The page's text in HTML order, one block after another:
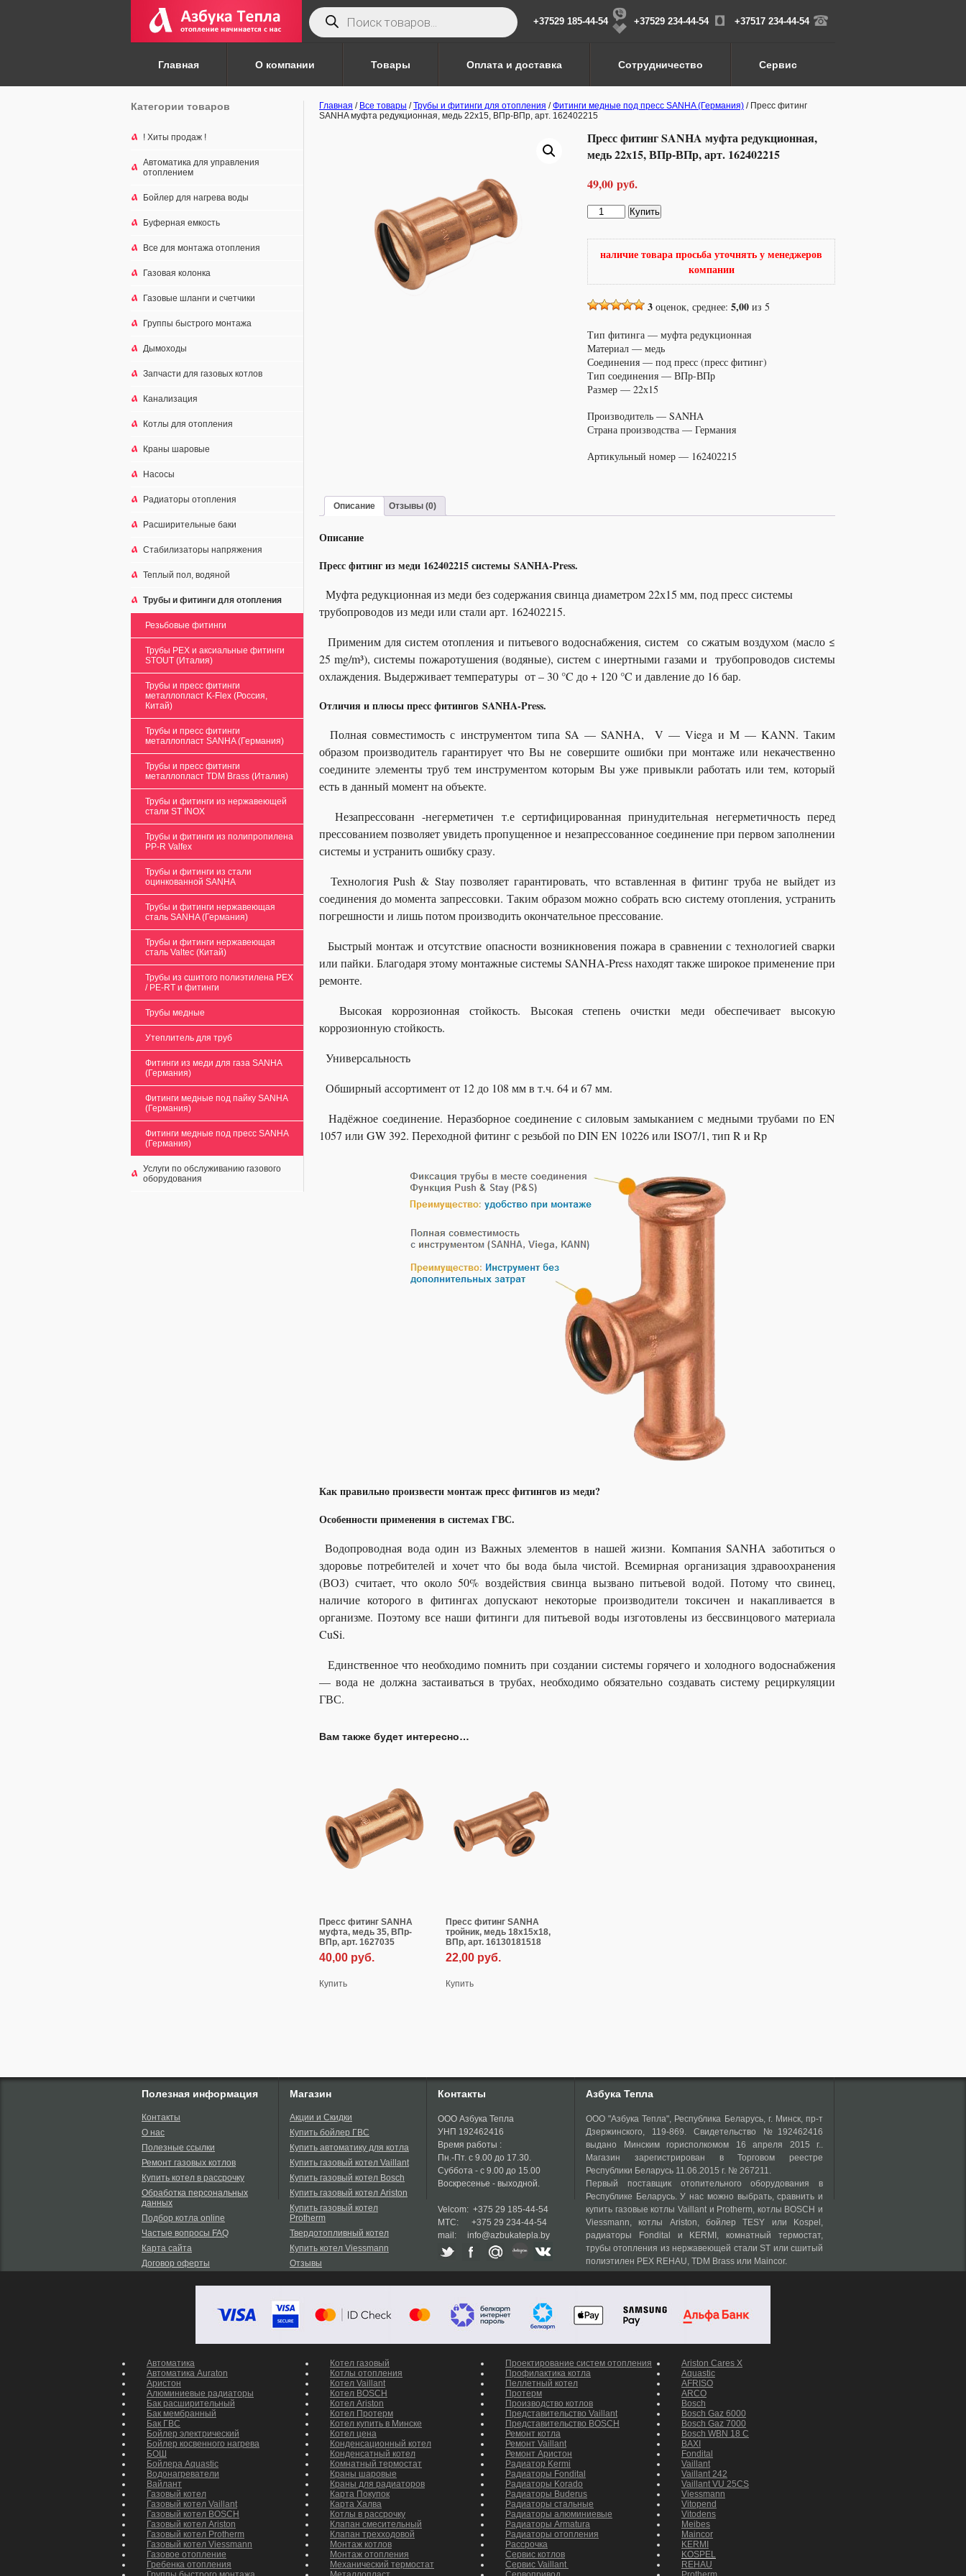
Поиск
товаров
+37529 185-44-54 +37529 234-44-54 +37517 234-44-54
Главная О компании Товары Оплата и доставка Сотрудничество Сервис
Главная / Все товары /Трубы и фитинги для отопления /Фитинги медные под пресс SANHA (Германия) / Пресс фитинг
SANHA муфта редукционная, медь 22х15, ВПр-ВПр, арт. 162402215
Пресс фитинг SANHA муфта редукционная,
медь 22х15, ВПр-ВПр, арт. 162402215
49,00руб.
Количество
Пресс
фитинг
SANHA
муфта
медь
ВПр-
ВПр,
арт.
162402215
Купить
наличие товара просьба уточнять у менеджеров
компании
3 оценок, среднее:5,00 из 5
Тип фитинга — муфта редукционная
Материал — медь
Соединения — под пресс (пресс фитинг)
Тип соединения — ВПр-ВПр
Размер — 22х15
Производитель — SANHA
Страна производства — Германия
Артикульный номер — 162402215
Описание Отзывы (0)
Описание
Пресс фитинг из меди 162402215 системы SANHA-Press.
Муфта редукционная из меди без содержания свинца диаметром 22х15 мм, под пресс системы
трубопроводов из меди или стали арт. 162402215.
Применим для систем отопления и питьевого водоснабжения, систем со сжатым воздухом (масло ≤
25 mg/m³), системы пожаротушения (водяные), систем с инертными газами и трубопроводов системы
охлаждения. Выдерживает температуры от – 30 °C до + 120 °C и давление до 16 бар.
Отличия и плюсы пресс фитингов SANHA-Press.
Полная совместимость с инструментом типа SA — SANHA, V — Viega и M — KANN. Таким
образом производитель гарантирует что Вы не совершите ошибки при монтаже или некачественно
соедините элементы труб тем инструментом которым Вы уже привыкли работать или тем, который
есть в данный момент на объекте.
Незапрессованн -негерметичен т.е сертифицированная принудительная негерметичность перед
прессованием позволяет увидеть пропущенное и незапрессованное соединение при первом заполнении
системы и устранить ошибку сразу.
Технология Push & Stay позволяет гарантировать, что вставленная в фитинг труба не выйдет из
соединения до момента запрессовки. Таким образом можно собрать всю систему отопления, устранить
погрешности и лишь потом производить окончательное прессование.
Быстрый монтаж и отсутствие опасности возникновения пожара в сравнении с технологией сварки
или пайки. Благодаря этому монтажные системы SANHA-Press находят также широкое применение при
ремонте.
Высокая коррозионная стойкость. Высокая степень очистки меди обеспечивает высокую
коррозионную стойкость.
Универсальность
Обширный ассортимент от 12 до 108 мм в т.ч. 64 и 67 мм.
Надёжное соединение. Неразборное соединение с силовым замыканием с медными трубами по EN
1057 или GW 392. Переходной фитинг с резьбой по DIN EN 10226 или ISO7/1, тип R и Rp
Как правильно произвести монтаж пресс фитингов из меди?
Особенности применения в системах ГВС.
Водопроводная вода один из Важных элементов в нашей жизни. Компания SANHA заботиться о
здоровье потребителей и хочет что бы вода была чистой. Всемирная организация здравоохранения
(ВОЗ) считает, что около 50% воздействия свинца вызвано питьевой водой. Потому что свинец,
наличие которого в фитингах допускают некоторые производители токсичен и накапливается в
организме. Поэтому все наши фитинги для питьевой воды изготовлены из бессвинцового материала
CuSi.
Единственное что необходимо помнить при создании системы горячего и холодного водоснабжения
— вода не должна застаиваться в трубах, необходимо обязательно создавать систему рециркуляции
ГВС.
Вам также будет интересно…
Пресс фитинг SANHA
муфта, медь 35, ВПр-
ВПр, арт. 1627035
40,00 руб.
Купить
Пресс фитинг SANHA
тройник, медь 18х15х18,
ВПр, арт. 16130181518
22,00 руб.
Купить
Категории товаров
! Хиты продаж !
Автоматика для управления
отоплением
Бойлер для нагрева воды
Буферная емкость
Все для монтажа отопления
Газовая колонка
Газовые шланги и счетчики
Группы быстрого монтажа
Дымоходы
Запчасти для газовых котлов
Канализация
Котлы для отопления
Краны шаровые
Насосы
Радиаторы отопления
Расширительные баки
Стабилизаторы напряжения
Теплый пол, водяной
Трубы и фитинги для отопления
Резьбовые фитинги
Трубы PEX и аксиальные фитинги
STOUT (Италия)
Трубы и пресс фитинги
металлопласт K-Flex (Россия,
Китай)
Трубы и пресс фитинги
металлопласт SANHA (Германия)
Трубы и пресс фитинги
металлопласт TDM Brass (Италия)
Трубы и фитинги из нержавеющей
стали ST INOX
Трубы и фитинги из полипропилена
PP-R Valfex
Трубы и фитинги из стали
оцинкованной SANHA
Трубы и фитинги нержавеющая
сталь SANHA (Германия)
Трубы и фитинги нержавеющая
сталь Valtec (Китай)
Трубы из сшитого полиэтилена PEX
/ РЕ-RT и фитинги
Трубы медные
Утеплитель для труб
Фитинги из меди для газа SANHA
(Германия)
Фитинги медные под пайку SANHA
(Германия)
Фитинги медные под пресс SANHA
(Германия)
Услуги по обслуживанию газового
оборудования
Полезная информация
Контакты
О нас
Полезные ссылки
Ремонт газовых котлов
Купить котел в рассрочку
Обработка персональных
данных
Подбор котла online
Частые вопросы FAQ
Карта сайта
Договор оферты
Магазин
Акции и Скидки
Купить бойлер ГВС
Купить автоматику для котла
Купить газовый котел Vaillant
Купить газовый котел Bosch
Купить газовый котел Ariston
Купить газовый котел
Protherm
Твердотопливный котел
Купить котел Viessmann
Отзывы
Контакты
ООО Азбука Тепла
УНП 192462416
Время работы :
Пн.-Пт. с 9.00 до 17.30.
Суббота - с 9.00 до 15.00
Воскресенье - выходной.
Velcom: +375 29 185-44-54
МТС: +375 29 234-44-54
mail: info@azbukatepla.by
Азбука Тепла
ООО "Азбука Тепла", Республика Беларусь, г. Минск, пр-т
Дзержинского, 119-869. Свидетельство №192462416
выдано Минским горисполкомом 16 апреля 2015 г..
Магазин зарегистрирован в Торговом реестре
Республики Беларусь 11.06.2015 г. № 267211.
Первый поставщик отопительного оборудования в
Республике Беларусь. У нас можно выбрать, сравнить и
купить газовые котлы Vaillant и Protherm, котлы BOSCH и
Viessmann, котлы Ariston, бойлер TESY или Kospel,
радиаторы Fondital и KERMI, комнатный термостат,
трубы отопления из нержавеющей стали ST или сшитый
полиэтилен PEX REHAU, TDM Brass или Maincor.
Автоматика
Автоматика Auraton
Аристон
Алюминиевые радиаторы
Бак расширительный
Бак мембранный
Бак ГВС
Бойлер электрический
Бойлер косвенного нагрева
БОШ
Бойлера Aquastic
Водонагреватели
Вайлант
Газовый котел
Газовый котел Vaillant
Газовый котел BOSCH
Газовый котел Ariston
Газовый котел Protherm
Газовый котел Viessmann
Газовое отопление
Гребенка отопления
Котел газовый
Котлы отопления
Котел Vaillant
Котел BOSCH
Котел Ariston
Котел Протерм
Котел купить в Минске
Котел цена
Конденсационный котел
Конденсатный котел
Комнатный термостат
Краны шаровые
Краны для радиаторов
Карта Покупок
Карта Халва
Котлы в рассрочку
Клапан смесительный
Клапан трехходовой
Монтаж котлов
Монтаж отопления
Механический термостат
Проектирование систем отопления
Профилактика котла
Пеллетный котел
Протерм
Производство котлов
Представительство Vaillant
Представительство BOSCH
Ремонт котла
Ремонт Vaillant
Ремонт Аристон
Радиатор Kermi
Радиаторы Fondital
Радиаторы Korado
Радиаторы Buderus
Радиаторы стальные
Радиаторы алюминиевые
Радиаторы Armatura
Радиаторы отопления
Рассрочка
Сервис котлов
Сервис Vaillant
Ariston Cares X
Aquastic
AFRISO
ARCO
Bosch
Bosch Gaz 6000
Bosch Gaz 7000
Bosch WBN 18 C
BAXI
Fondital
Vaillant
Vaillant 242
Vaillant VU 25CS
Viessmann
Vitopend
Vitodens
Meibes
Maincor
KERMI
KOSPEL
REHAU